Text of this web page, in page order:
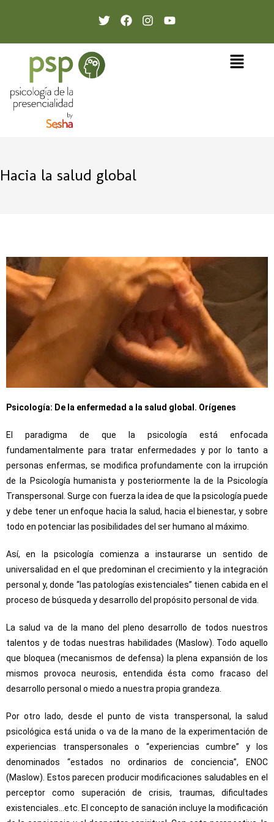
Hacia la salud global
Psicología: De la enfermedad a la salud global. Orígenes
El paradigma de que la psicología está enfocada
fundamentalmente para tratar enfermedades y por lo tanto a
personas enfermas, se modifica profundamente con la irrupción
de la Psicología humanista y posteriormente la de la Psicología
Transpersonal. Surge con fuerza la idea de que la psicología puede
y debe tener un enfoque hacia la salud, hacia el bienestar, y sobre
todo en potenciar las posibilidades del ser humano al máximo.
Así, en la psicología comienza a instaurarse un sentido de
universalidad en el que predominan el crecimiento y la integración
personal y, donde “las patologías existenciales” tienen cabida en el
proceso de búsqueda y desarrollo del propósito personal de vida.
La salud va de la mano del pleno desarrollo de todos nuestros
talentos y de todas nuestras habilidades (Maslow). Todo aquello
que bloquea (mecanismos de defensa) la plena expansión de los
mismos provoca neurosis, entendida ésta como fracaso del
desarrollo personal o miedo a nuestra propia grandeza.
Por otro lado, desde el punto de vista transpersonal, la salud
psicológica está unida o va de la mano de la experimentación de
experiencias transpersonales o “experiencias cumbre” y los
denominados “estados no ordinarios de conciencia”, ENOC
(Maslow). Estos parecen producir modificaciones saludables en el
perceptor como superación de crisis, traumas, dificultades
existenciales…etc. El concepto de sanación incluye la modificación